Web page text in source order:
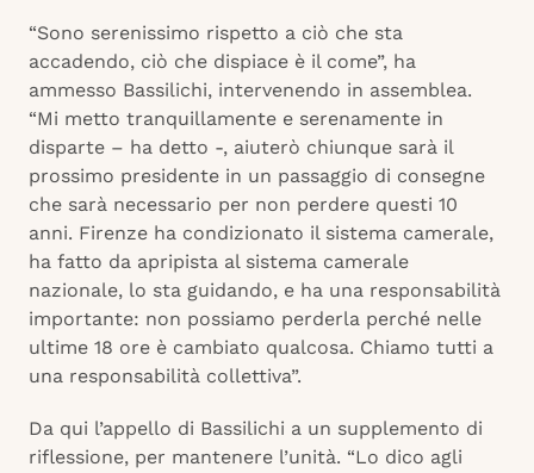
“Sono serenissimo rispetto a ciò che sta
accadendo, ciò che dispiace è il come”, ha
ammesso Bassilichi, intervenendo in assemblea.
“Mi metto tranquillamente e serenamente in
disparte – ha detto -, aiuterò chiunque sarà il
prossimo presidente in un passaggio di consegne
che sarà necessario per non perdere questi 10
anni. Firenze ha condizionato il sistema camerale,
ha fatto da apripista al sistema camerale
nazionale, lo sta guidando, e ha una responsabilità
importante: non possiamo perderla perché nelle
ultime 18 ore è cambiato qualcosa. Chiamo tutti a
una responsabilità collettiva”.
Da qui l’appello di Bassilichi a un supplemento di
riflessione, per mantenere l’unità. “Lo dico agli